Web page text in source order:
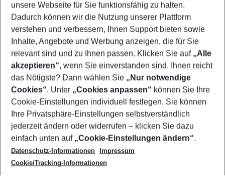
Mehr Filter anzeigen
Footer
Footer navigation
Über uns
AGB
Cookie-Einstellungen ändern
Cookie-Richtlinie
Datenschutz
Service & Hilfe
Barrierefreies Reisen
Check-in
Folgen Sie uns
unsere Webseite für Sie funktionsfähig zu halten.
Dadurch können wir die Nutzung unserer Plattform
verstehen und verbessern, Ihnen Support bieten sowie
Inhalte, Angebote und Werbung anzeigen, die für Sie
relevant sind und zu Ihnen passen. Klicken Sie auf „Alle
akzeptieren“, wenn Sie einverstanden sind. Ihnen reicht
das Nötigste? Dann wählen Sie „Nur notwendige
Cookies“. Unter „Cookies anpassen“ können Sie Ihre
Cookie-Einstellungen individuell festlegen. Sie können
Ihre Privatsphäre-Einstellungen selbstverständlich
jederzeit ändern oder widerrufen – klicken Sie dazu
einfach unten auf „Cookie-Einstellungen ändern“.
Datenschutz-Informationen
Impressum
Cookie/Tracking-Informationen